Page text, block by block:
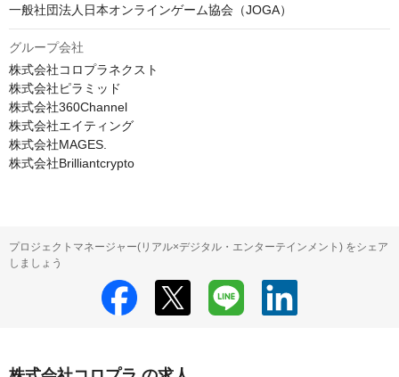
一般社団法人日本オンラインゲーム協会（JOGA）
グループ会社
株式会社コロプラネクスト
株式会社ピラミッド
株式会社360Channel
株式会社エイティング
株式会社MAGES.
株式会社Brilliantcrypto
プロジェクトマネージャー(リアル×デジタル・エンターテインメント) をシェア
しましょう